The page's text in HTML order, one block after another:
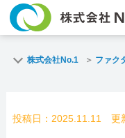
株式会社No.1 ファク
投稿日：2025.11.11 更